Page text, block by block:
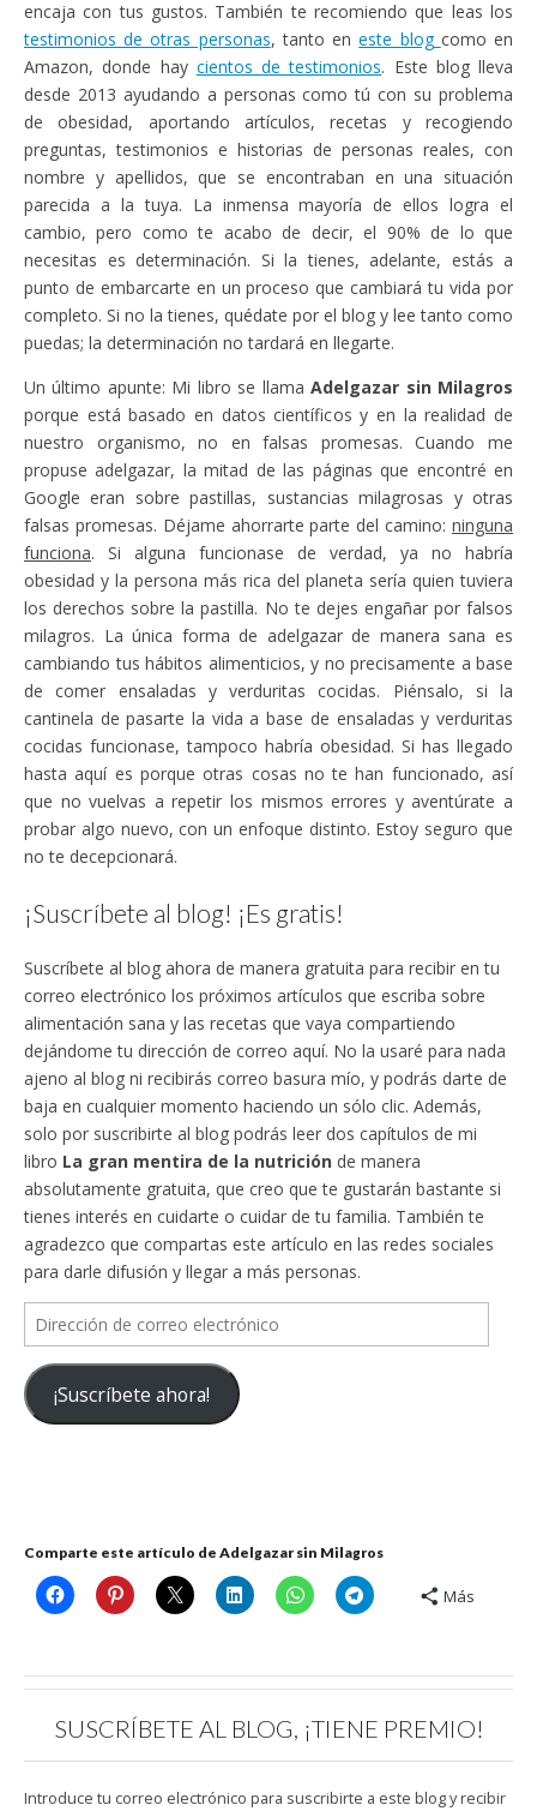
encaja con tus gustos. También te recomiendo que leas los
testimonios de otras personas, tanto eneste blog como en
Amazon, donde hay cientos de testimonios. Este blog lleva
desde 2013 ayudando a personas como tú con su problema
de obesidad, aportando artículos, recetas y recogiendo
preguntas, testimonios e historias de personas reales, con
nombre y apellidos, que se encontraban en una situación
parecida a la tuya. La inmensa mayoría de ellos logra el
cambio, pero como te acabo de decir, el 90% de lo que
necesitas es determinación. Si la tienes, adelante, estás a
punto de embarcarte en un proceso que cambiará tu vida por
completo. Si no la tienes, quédate por el blog y lee tanto como
puedas; la determinación no tardará en llegarte.
Un último apunte: Mi libro se llamaAdelgazar sin Milagros
porque está basado en datos científicos y en la realidad de
nuestro organismo, no en falsas promesas. Cuando me
propuse adelgazar, la mitad de las páginas que encontré en
Google eran sobre pastillas, sustancias milagrosas y otras
falsas promesas. Déjame ahorrarte parte del camino: ninguna
funciona. Si alguna funcionase de verdad, ya no habría
obesidad y la persona más rica del planeta sería quien tuviera
los derechos sobre la pastilla. No te dejes engañar por falsos
milagros. La única forma de adelgazar de manera sana es
cambiando tus hábitos alimenticios, y no precisamente a base
de comer ensaladas y verduritas cocidas. Piénsalo, si la
cantinela de pasarte la vida a base de ensaladas y verduritas
cocidas funcionase, tampoco habría obesidad. Si has llegado
hasta aquí es porque otras cosas no te han funcionado, así
que no vuelvas a repetir los mismos errores y aventúrate a
probar algo nuevo, con un enfoque distinto. Estoy seguro que
no te decepcionará.
¡Suscríbete al blog! ¡Es gratis!
Suscríbete al blog ahora de manera gratuita para recibir en tu
correo electrónico los próximos artículos que escriba sobre
alimentación sana y las recetas que vaya compartiendo
dejándome tu dirección de correo aquí. No la usaré para nada
ajeno al blog ni recibirás correo basura mío, y podrás darte de
baja en cualquier momento haciendo un sólo clic. Además,
solo por suscribirte al blog podrás leer dos capítulos de mi
libro La gran mentira de la nutrición de manera
absolutamente gratuita, que creo que te gustarán bastante si
tienes interés en cuidarte o cuidar de tu familia. También te
agradezco que compartas este artículo en las redes sociales
para darle difusión y llegar a más personas.
Dirección
de
correo
electrónico
¡Suscríbete ahora!
Comparte este artículo de Adelgazar sin Milagros
Más
SUSCRÍBETE AL BLOG, ¡TIENE PREMIO!
Introduce tu correo electrónico para suscribirte a este blog y recibir